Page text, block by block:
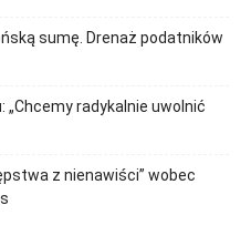
sumę. Drenaż podatników
„Chcemy radykalnie uwolnić
z nienawiści” wobec